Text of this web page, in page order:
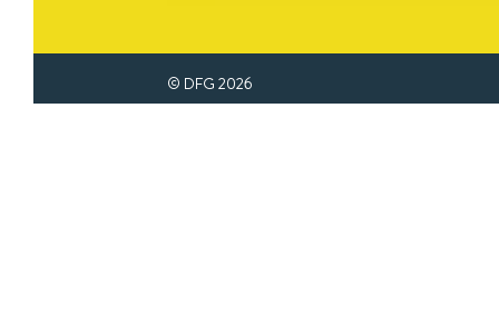
© DFG 2026